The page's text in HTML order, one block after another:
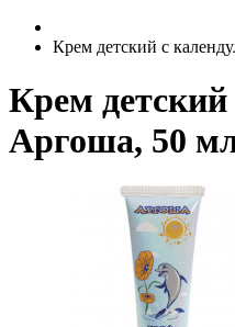
Крем детский с
Крем детский
Аргоша, 50